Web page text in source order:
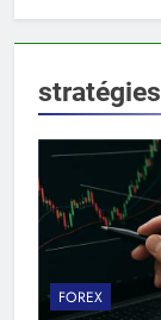
FOREX